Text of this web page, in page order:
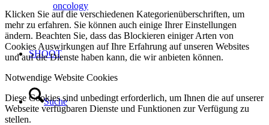
oncology
SHOOT
Suche
Klicken Sie auf die verschiedenen Kategorienüberschriften, um
mehr zu erfahren. Sie können auch einige Ihrer Einstellungen
ändern. Beachten Sie, dass das Blockieren einiger Arten von
Cookies Auswirkungen auf Ihre Erfahrung auf unseren Websites
und auf die Dienste haben kann, die wir anbieten können.
Notwendige Website Cookies
Diese Cookies sind unbedingt erforderlich, um Ihnen die auf unserer
Webseite verfügbaren Dienste und Funktionen zur Verfügung zu
stellen.